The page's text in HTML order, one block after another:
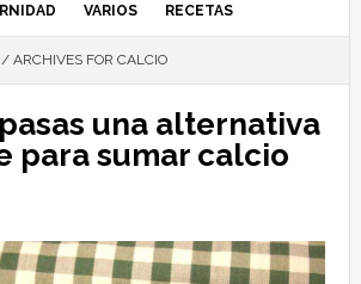
VARIOS RECETAS
/ARCHIVES FOR CALCIO
una alternativa
para sumar calcio